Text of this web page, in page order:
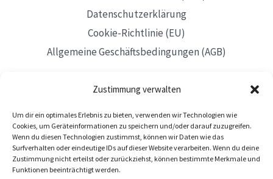
Zustimmung verwalten
Um dir ein optimales Erlebnis zu bieten, verwenden wir Technologien wie
Cookies, um Geräteinformationen zu speichern und/oder darauf zuzugreifen.
Wenn du diesen Technologien zustimmst, können wir Daten wie das
Surfverhalten oder eindeutige IDs auf dieser Website verarbeiten. Wenn du deine
Zustimmung nicht erteilst oder zurückziehst, können bestimmte Merkmale und
Funktionen beeinträchtigt werden.
Datenschutzerklärung
Cookie-Richtlinie (EU)
Allgemeine Geschäftsbedingungen (AGB)
Mit Sitz in Düsseldorf